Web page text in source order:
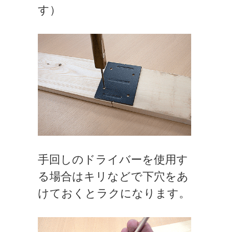
す）
手回しのドライバーを使用す
る場合はキリなどで下穴をあ
けておくとラクになります。